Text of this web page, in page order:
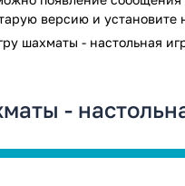
на свой телефон
достаточно загрузить
безопасна для вашего
сигнатурам
версию и установите
шахматы - настольная
-